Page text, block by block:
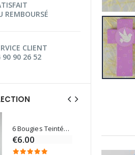
REMBOURSÉ
CLIENT
90 90 26 52
6 Bougies Teintées Masse Couleur Blanche
€6.00